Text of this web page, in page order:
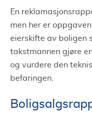
En
men her er
eierskifte av boligen
takstmannen gjøre
og vurdere den
befaringen.